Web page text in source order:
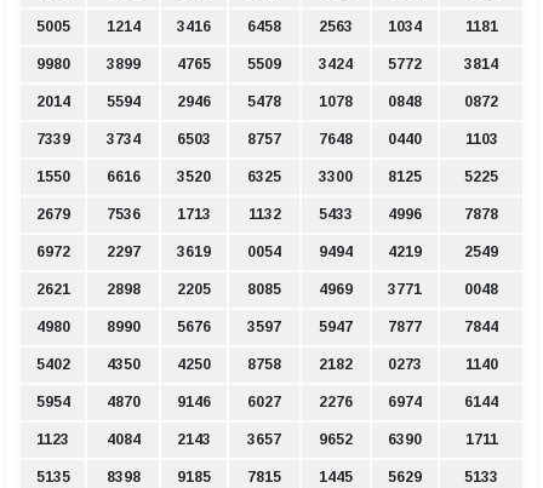
5005 1214 3416 6458 2563 1034 1181
9980 3899 4765 5509 3424 5772 3814
2014 5594 2946 5478 1078 0848 0872
7339 3734 6503 8757 7648 0440 1103
1550 6616 3520 6325 3300 8125 5225
2679 7536 1713 1132 5433 4996 7878
6972 2297 3619 0054 9494 4219 2549
2621 2898 2205 8085 4969 3771 0048
4980 8990 5676 3597 5947 7877 7844
5402 4350 4250 8758 2182 0273 1140
5954 4870 9146 6027 2276 6974 6144
1123 4084 2143 3657 9652 6390 1711
5135 8398 9185 7815 1445 5629 5133